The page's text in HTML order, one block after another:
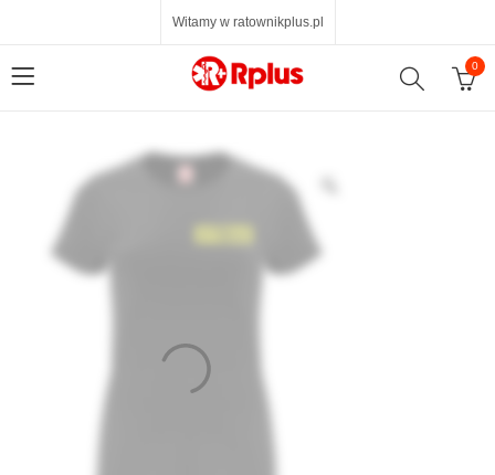
Witamy w ratownikplus.pl
0